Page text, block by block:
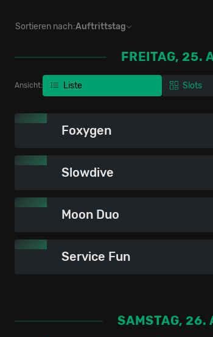
Sortieren nach:Auftrittstag
FREITAG, 25.
Ansicht: Liste Slots
Foxygen
Slowdive
Moon Duo
Service Fun
SAMSTAG, 26.